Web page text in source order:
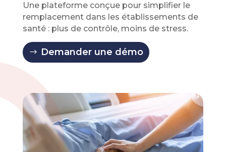
Une plateforme conçue pour simplifier le
remplacement dans les établissements de
santé : plus de contrôle, moins de stress.
Demander une démo